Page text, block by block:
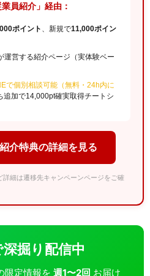
員紹介」経由：
ポイント 、新規で11,000ポイン
運営する紹介ページ（実体験ベー
で個別相談可能（無料・24h内に
追加で14,000pt確実取得チートシ
介特典の詳細を見る
細は遷移先キャンペーンページをご確
深掘り配信中
限定情報を 週1〜2回 お届け